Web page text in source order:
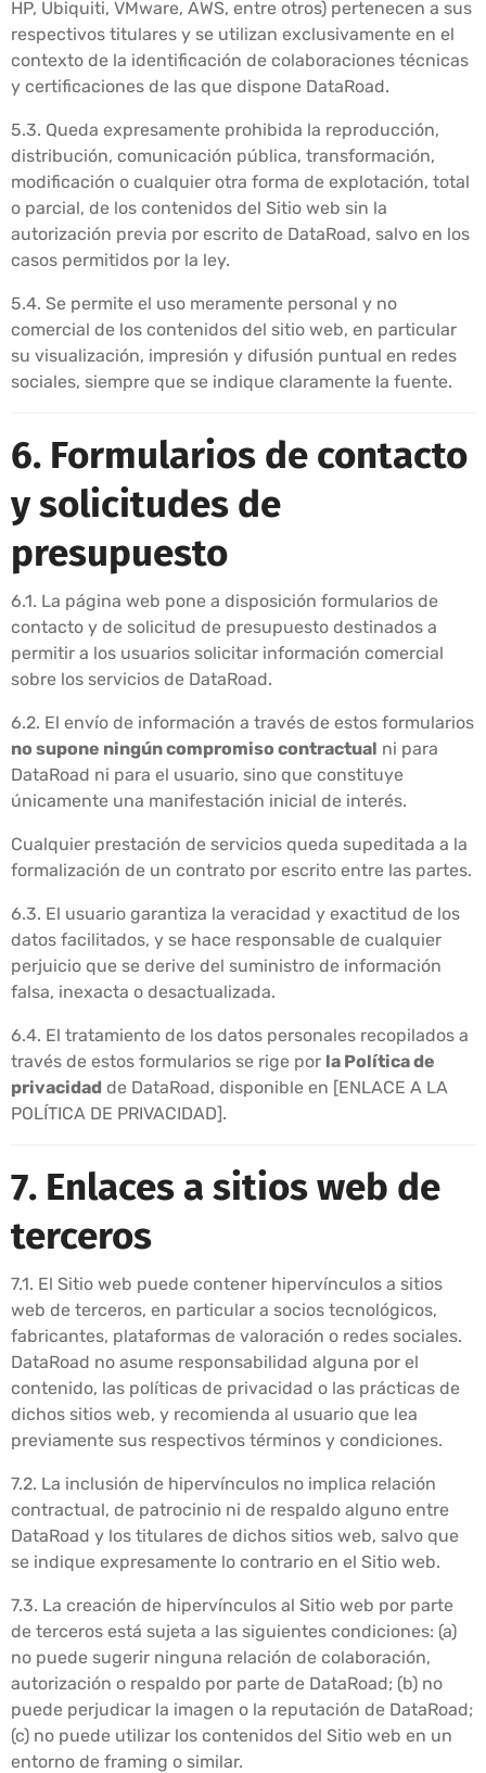
HP, Ubiquiti, VMware, AWS, entre otros) pertenecen a sus
respectivos titulares y se utilizan exclusivamente en el
contexto de la identificación de colaboraciones técnicas
y certificaciones de las que dispone DataRoad.
5.3. Queda expresamente prohibida la reproducción,
distribución, comunicación pública, transformación,
modificación o cualquier otra forma de explotación, total
o parcial, de los contenidos del Sitio web sin la
autorización previa por escrito de DataRoad, salvo en los
casos permitidos por la ley.
5.4. Se permite el uso meramente personal y no
comercial de los contenidos del sitio web, en particular
su visualización, impresión y difusión puntual en redes
sociales, siempre que se indique claramente la fuente.
6. Formularios de contacto
y solicitudes de
presupuesto
6.1. La página web pone a disposición formularios de
contacto y de solicitud de presupuesto destinados a
permitir a los usuarios solicitar información comercial
sobre los servicios de DataRoad.
6.2. El envío de información a través de estos formularios
no supone ningún compromiso contractual ni para
DataRoad ni para el usuario, sino que constituye
únicamente una manifestación inicial de interés.
Cualquier prestación de servicios queda supeditada a la
formalización de un contrato por escrito entre las partes.
6.3. El usuario garantiza la veracidad y exactitud de los
datos facilitados, y se hace responsable de cualquier
perjuicio que se derive del suministro de información
falsa, inexacta o desactualizada.
6.4. El tratamiento de los datos personales recopilados a
través de estos formularios se rige por la Política de
privacidad de DataRoad, disponible en [ENLACE A LA
POLÍTICA DE PRIVACIDAD].
7. Enlaces a sitios web de
terceros
7.1. El Sitio web puede contener hipervínculos a sitios
web de terceros, en particular a socios tecnológicos,
fabricantes, plataformas de valoración o redes sociales.
DataRoad no asume responsabilidad alguna por el
contenido, las políticas de privacidad o las prácticas de
dichos sitios web, y recomienda al usuario que lea
previamente sus respectivos términos y condiciones.
7.2. La inclusión de hipervínculos no implica relación
contractual, de patrocinio ni de respaldo alguno entre
DataRoad y los titulares de dichos sitios web, salvo que
se indique expresamente lo contrario en el Sitio web.
7.3. La creación de hipervínculos al Sitio web por parte
de terceros está sujeta a las siguientes condiciones: (a)
no puede sugerir ninguna relación de colaboración,
autorización o respaldo por parte de DataRoad; (b) no
puede perjudicar la imagen o la reputación de DataRoad;
(c) no puede utilizar los contenidos del Sitio web en un
entorno de framing o similar.